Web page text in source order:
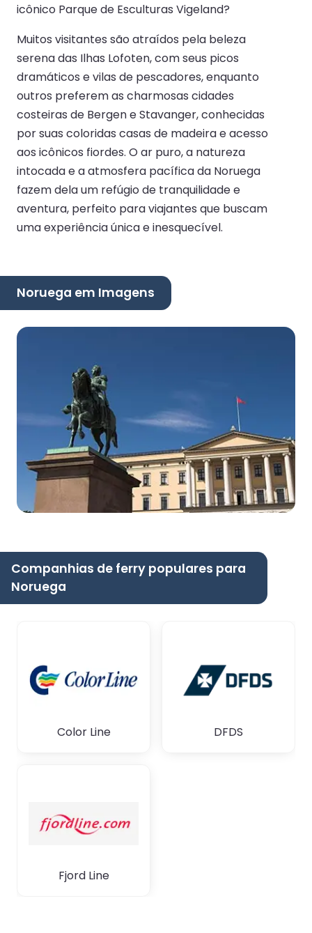
icônico Parque de Esculturas Vigeland?
Muitos visitantes são atraídos pela beleza
serena das Ilhas Lofoten, com seus picos
dramáticos e vilas de pescadores, enquanto
outros preferem as charmosas cidades
costeiras de Bergen e Stavanger, conhecidas
por suas coloridas casas de madeira e acesso
aos icônicos fiordes. O ar puro, a natureza
intocada e a atmosfera pacífica da Noruega
fazem dela um refúgio de tranquilidade e
aventura, perfeito para viajantes que buscam
uma experiência única e inesquecível.
Noruega em Imagens
Companhias de ferry populares para
Noruega
Color Line DFDS
Fjord Line